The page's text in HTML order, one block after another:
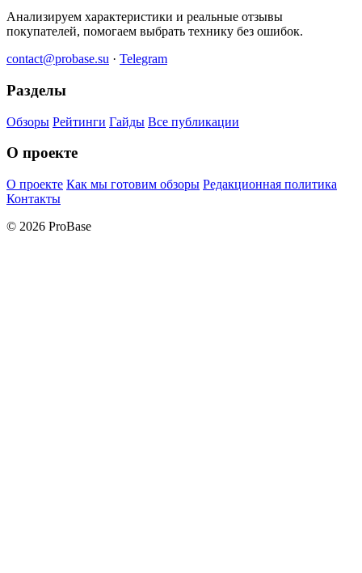
Анализируем характеристики и реальные отзывы
покупателей, помогаем выбрать технику без ошибок.
contact@probase.su · Telegram
Разделы
Обзоры Рейтинги Гайды Все публикации
О проекте
О проекте Как мы готовим обзоры Редакционная политика
Контакты
© 2026 ProBase